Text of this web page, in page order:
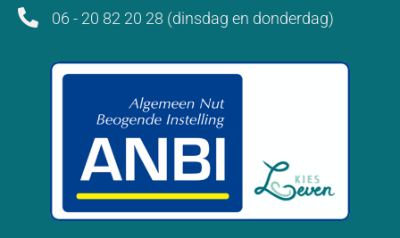
06 - 20 82 20 28 (dinsdag en donderdag)